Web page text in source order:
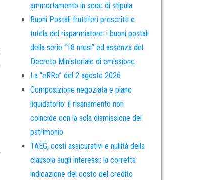
ammortamento in sede di stipula
Buoni Postali fruttiferi prescritti e
tutela del risparmiatore: i buoni postali
della serie “18 mesi” ed assenza del
Decreto Ministeriale di emissione
La “eRRe” del 2 agosto 2026
Composizione negoziata e piano
liquidatorio: il risanamento non
coincide con la sola dismissione del
patrimonio
TAEG, costi assicurativi e nullità della
clausola sugli interessi: la corretta
indicazione del costo del credito